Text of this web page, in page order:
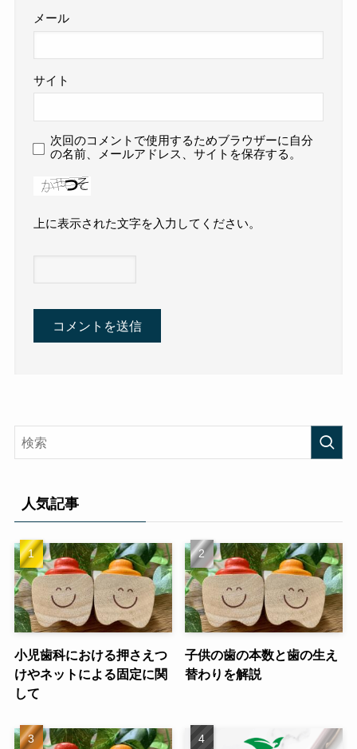
メール
サイト
次回のコメントで使用するためブラウザーに自分
の名前、メールアドレス、サイトを保存する。
上に表示された文字を入力してください。
人気記事
小児歯科における押さえつ
けやネットによる固定に関
して
子供の歯の本数と歯の生え
替わりを解説